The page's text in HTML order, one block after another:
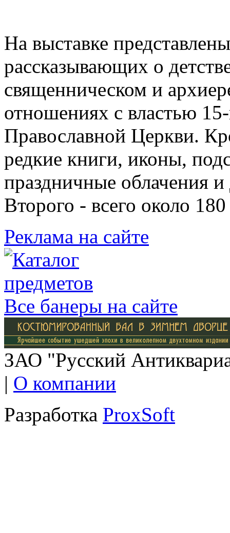
На выставке
рассказывающих о
священническом и
отношениях с властью
Православной Церкви.
редкие книги, иконы,
праздничные облачения
Второго - всего около
Реклама на сайте
Все банеры на сайте
ЗАО "Русский
| О компании
Разработка ProxSoft